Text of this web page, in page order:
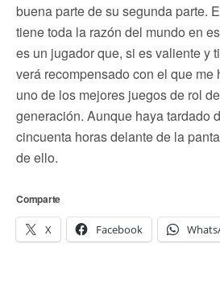
buena parte de su segunda parte.
tiene toda la razón del mundo en
es un jugador que, si es valiente y
verá recompensado con el que me
uno de los mejores juegos de rol
generación. Aunque haya tardado
cincuenta horas delante de la
de ello.
Comparte
X Facebook